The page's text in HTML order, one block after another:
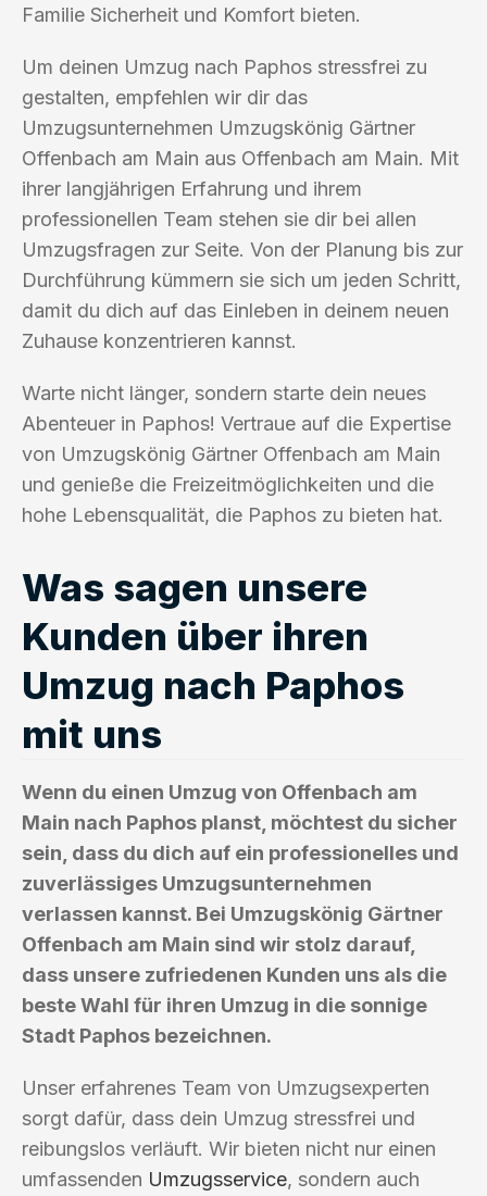
Familie Sicherheit und Komfort bieten.
Um deinen Umzug nach Paphos stressfrei zu
gestalten, empfehlen wir dir das
Umzugsunternehmen Umzugskönig Gärtner
Offenbach am Main aus Offenbach am Main. Mit
ihrer langjährigen Erfahrung und ihrem
professionellen Team stehen sie dir bei allen
Umzugsfragen zur Seite. Von der Planung bis zur
Durchführung kümmern sie sich um jeden Schritt,
damit du dich auf das Einleben in deinem neuen
Zuhause konzentrieren kannst.
Warte nicht länger, sondern starte dein neues
Abenteuer in Paphos! Vertraue auf die Expertise
von Umzugskönig Gärtner Offenbach am Main
und genieße die Freizeitmöglichkeiten und die
hohe Lebensqualität, die Paphos zu bieten hat.
Was sagen unsere
Kunden über ihren
Umzug nach Paphos
mit uns
Wenn du einen Umzug von Offenbach am
Main nach Paphos planst, möchtest du sicher
sein, dass du dich auf ein professionelles und
zuverlässiges Umzugsunternehmen
verlassen kannst. Bei Umzugskönig Gärtner
Offenbach am Main sind wir stolz darauf,
dass unsere zufriedenen Kunden uns als die
beste Wahl für ihren Umzug in die sonnige
Stadt Paphos bezeichnen.
Unser erfahrenes Team von Umzugsexperten
sorgt dafür, dass dein Umzug stressfrei und
reibungslos verläuft. Wir bieten nicht nur einen
umfassenden Umzugsservice, sondern auch